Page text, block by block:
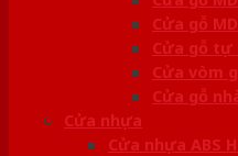
Cửa gỗ
Cửa gỗ tự
Cửa vòm
Cửa gỗ
Cửa nhựa
Cửa nhựa ABS